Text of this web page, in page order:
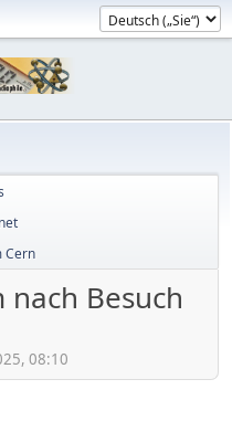
Cern
Besuch
08:10